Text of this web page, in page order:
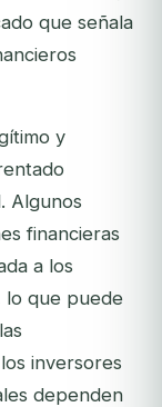
que señala
y
Algunos
financieras
a los
lo que puede
inversores
dependen